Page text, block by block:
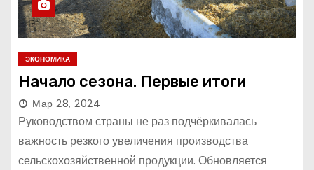
ЭКОНОМИКА
Начало сезона. Первые итоги
Мар 28, 2024
Руководством страны не раз подчёркивалась
важность резкого увеличения производства
сельскохозяйственной продукции. Обновляется